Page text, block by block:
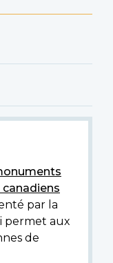
par la
permet aux
de